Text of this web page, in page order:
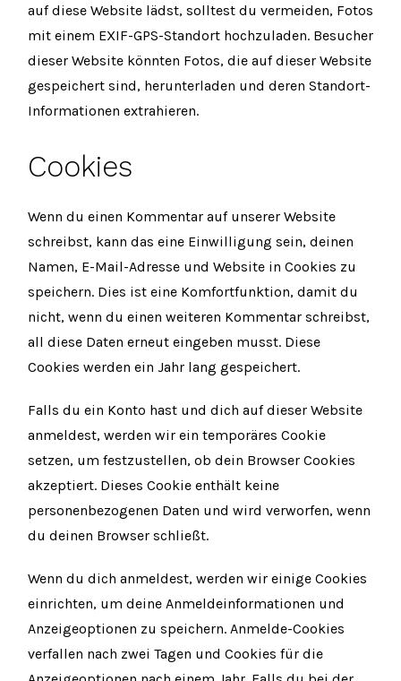
auf diese Website lädst, solltest du vermeiden, Fotos
mit einem EXIF-GPS-Standort hochzuladen. Besucher
dieser Website könnten Fotos, die auf dieser Website
gespeichert sind, herunterladen und deren Standort-
Informationen extrahieren.
Cookies
Wenn du einen Kommentar auf unserer Website
schreibst, kann das eine Einwilligung sein, deinen
Namen, E-Mail-Adresse und Website in Cookies zu
speichern. Dies ist eine Komfortfunktion, damit du
nicht, wenn du einen weiteren Kommentar schreibst,
all diese Daten erneut eingeben musst. Diese
Cookies werden ein Jahr lang gespeichert.
Falls du ein Konto hast und dich auf dieser Website
anmeldest, werden wir ein temporäres Cookie
setzen, um festzustellen, ob dein Browser Cookies
akzeptiert. Dieses Cookie enthält keine
personenbezogenen Daten und wird verworfen, wenn
du deinen Browser schließt.
Wenn du dich anmeldest, werden wir einige Cookies
einrichten, um deine Anmeldeinformationen und
Anzeigeoptionen zu speichern. Anmelde-Cookies
verfallen nach zwei Tagen und Cookies für die